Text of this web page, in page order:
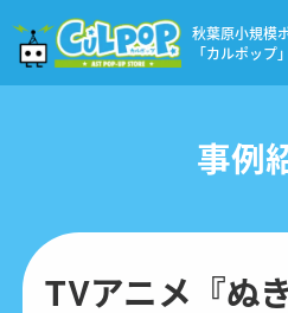
秋葉原小規模
「カルポップ」
事例
TVアニメ『ぬ